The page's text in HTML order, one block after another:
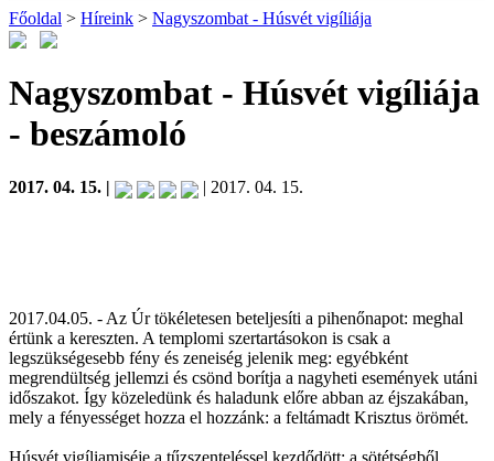
Főoldal > Híreink > Nagyszombat - Húsvét vigíliája
Nagyszombat - Húsvét vigíliája
- beszámoló
2017. 04. 15. | | 2017. 04. 15.
2017.04.05. - Az Úr tökéletesen beteljesíti a pihenőnapot: meghal
értünk a kereszten. A templomi szertartásokon is csak a
legszükségesebb fény és zeneiség jelenik meg: egyébként
megrendültség jellemzi és csönd borítja a nagyheti események utáni
időszakot. Így közeledünk és haladunk előre abban az éjszakában,
mely a fényességet hozza el hozzánk: a feltámadt Krisztus örömét.
Húsvét vigíliamiséje a tűzszenteléssel kezdődött: a sötétségből